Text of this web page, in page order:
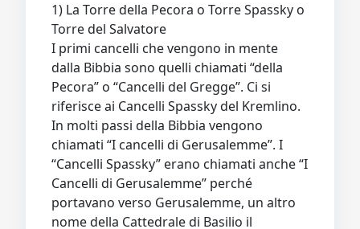
1) La Torre della Pecora o Torre Spassky o
Torre del Salvatore
I primi cancelli che vengono in mente
dalla Bibbia sono quelli chiamati “della
Pecora” o “Cancelli del Gregge”. Ci si
riferisce ai Cancelli Spassky del Kremlino.
In molti passi della Bibbia vengono
chiamati “I cancelli di Gerusalemme”. I
“Cancelli Spassky” erano chiamati anche “I
Cancelli di Gerusalemme” perché
portavano verso Gerusalemme, un altro
nome della Cattedrale di Basilio il